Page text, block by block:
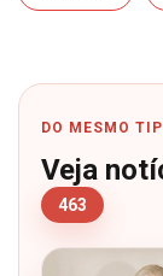
DO MESMO
Veja
463